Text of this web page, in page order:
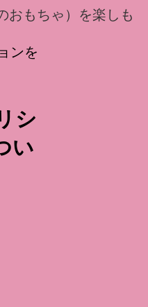
おもちゃ）を楽しも
ンを
シ
い